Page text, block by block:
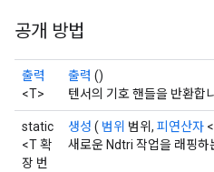
공개 방법
출력
<T>
출력 ()
텐서의 기호 핸들을 반환합
static
<T 확
장 번
생성 ( 범위 범위, 피연산자
새로운 Ndtri 작업을 래핑하